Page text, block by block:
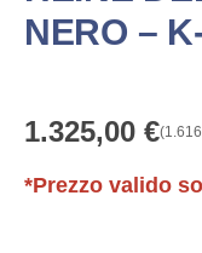
NERO –
1.325,00 €(
*Prezzo valido